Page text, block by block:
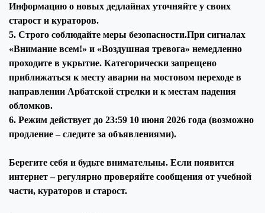
Информацию о новых дедлайнах уточняйте у своих
старост и кураторов.
5. Строго соблюдайте меры безопасности.При сигналах
«Внимание всем!» и «Воздушная тревога» немедленно
проходите в укрытие. Категорически запрещено
приближаться к месту аварии на мостовом переходе в
направлении Арбатской стрелки и к местам падения
обломков.
6. Режим действует до 23:59 10 июня 2026 года (возможно
продление – следите за объявлениями).
Берегите себя и будьте внимательны. Если появится
интернет – регулярно проверяйте сообщения от учебной
части, кураторов и старост.